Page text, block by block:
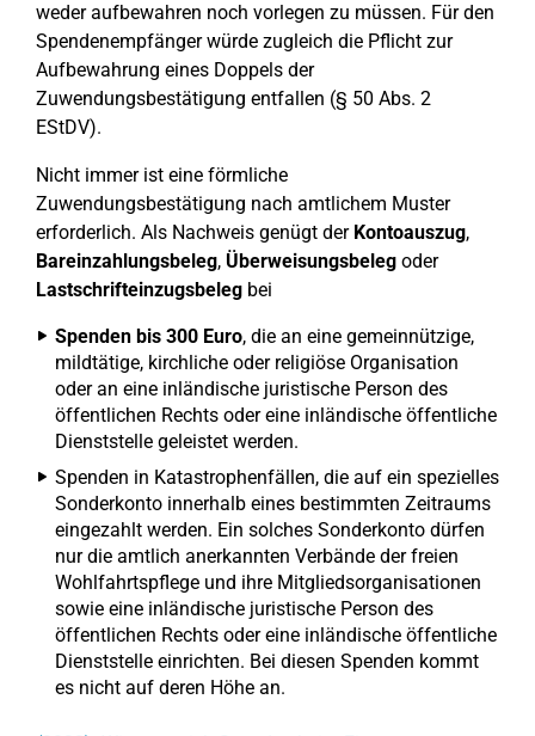
weder aufbewahren noch vorlegen zu müssen. Für den
Spendenempfänger würde zugleich die Pflicht zur
Aufbewahrung eines Doppels der
Zuwendungsbestätigung entfallen (§ 50 Abs. 2
EStDV).
Nicht immer ist eine förmliche
Zuwendungsbestätigung nach amtlichem Muster
erforderlich. Als Nachweis genügt der Kontoauszug,
Bareinzahlungsbeleg, Überweisungsbeleg oder
Lastschrifteinzugsbeleg bei
Spenden bis 300 Euro, die an eine gemeinnützige,
mildtätige, kirchliche oder religiöse Organisation
oder an eine inländische juristische Person des
öffentlichen Rechts oder eine inländische öffentliche
Dienststelle geleistet werden.
Spenden in Katastrophenfällen, die auf ein spezielles
Sonderkonto innerhalb eines bestimmten Zeitraums
eingezahlt werden. Ein solches Sonderkonto dürfen
nur die amtlich anerkannten Verbände der freien
Wohlfahrtspflege und ihre Mitgliedsorganisationen
sowie eine inländische juristische Person des
öffentlichen Rechts oder eine inländische öffentliche
Dienststelle einrichten. Bei diesen Spenden kommt
es nicht auf deren Höhe an.